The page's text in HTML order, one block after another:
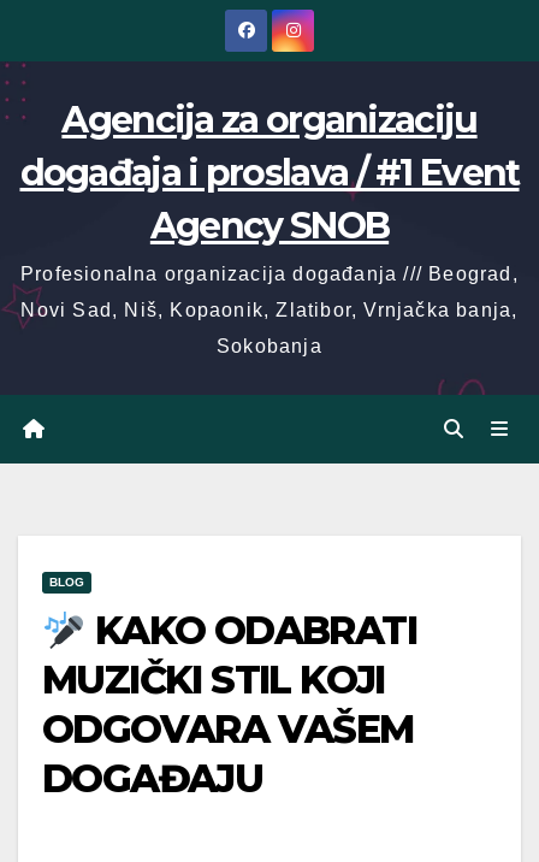
content
Agencija za organizaciju
događaja i proslava / #1 Event
Agency SNOB
Profesionalna organizacija događanja /// Beograd,
Novi Sad, Niš, Kopaonik, Zlatibor, Vrnjačka banja,
Sokobanja
BLOG
KAKO ODABRATI
MUZIČKI STIL KOJI
ODGOVARA VAŠEM
DOGAĐAJU